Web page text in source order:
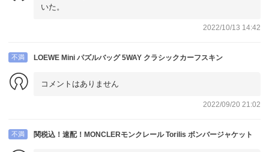
いた。
2022/10/13 14:42
不満 LOEWE Mini パズルバッグ 5WAY クラシックカーフスキン
コメントはありません
2022/09/20 21:02
不満 関税込！速配！MONCLERモンクレール Torilis ボンバージャケット